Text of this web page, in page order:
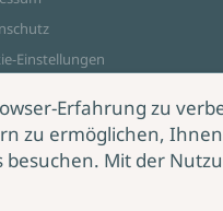
Einstellungen
Erfahrung zu
zu ermöglichen,
besuchen. Mit der